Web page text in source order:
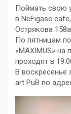
Поймать свою
в NeFigase
Острякова
По пятницам
«МAXIMUS» на
проходят в
В воскресенье
art PuB по